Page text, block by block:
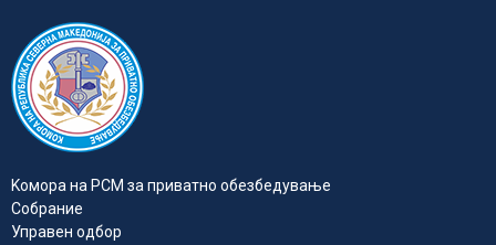
Kомора на РСМ за приватно обезбедувањe
Собрание
Управен одбор